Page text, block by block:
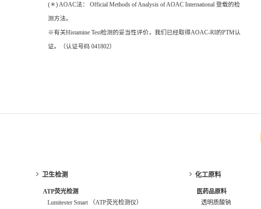
(＊) AOAC法： Official Methods of Analysis of AOAC International 登载的检
测方法。
※有关Histamine Test检测的妥当性评价，我们已经取得AOAC-RI的PTM认
证。（认证号码 041802）
卫生检测
ATP荧光检测
Lumitester Smart （ATP荧光检测仪）
化工原料
医药品原料
透明质酸钠